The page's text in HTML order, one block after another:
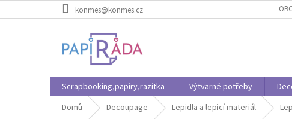
na
konmes@konmes.cz
Scrapbooking,papíry,razítka Výtvarné potřeby
Domů
Decoupage Lepidla a lepicí materiál